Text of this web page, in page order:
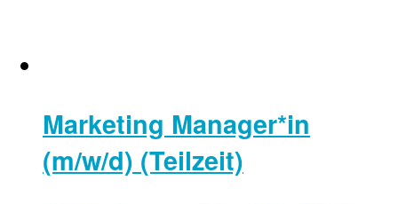
Marketing Manager*in
(m/w/d) (Teilzeit)